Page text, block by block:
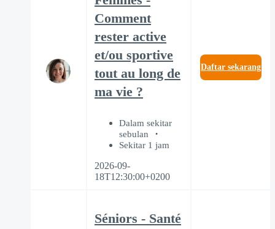
Comment
rester active
et/ou sportive
tout au long de
ma vie ?
Dalam sekitar
sebulan
Sekitar 1 jam
2026-09-
18T12:30:00+0200
Daftar sekarang
Séniors - Santé